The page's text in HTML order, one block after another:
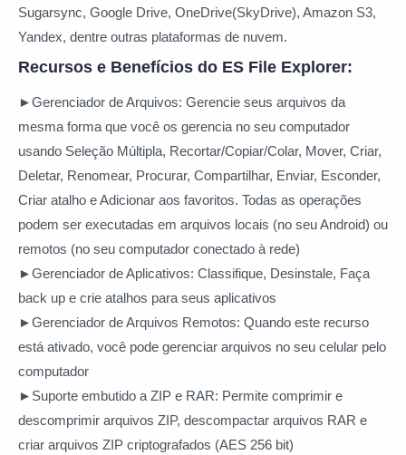
Sugarsync, Google Drive, OneDrive(SkyDrive), Amazon S3,
Yandex, dentre outras plataformas de nuvem.
Recursos e Benefícios do ES File Explorer:
►Gerenciador de Arquivos: Gerencie seus arquivos da
mesma forma que você os gerencia no seu computador
usando Seleção Múltipla, Recortar/Copiar/Colar, Mover, Criar,
Deletar, Renomear, Procurar, Compartilhar, Enviar, Esconder,
Criar atalho e Adicionar aos favoritos. Todas as operações
podem ser executadas em arquivos locais (no seu Android) ou
remotos (no seu computador conectado à rede)
►Gerenciador de Aplicativos: Classifique, Desinstale, Faça
back up e crie atalhos para seus aplicativos
►Gerenciador de Arquivos Remotos: Quando este recurso
está ativado, você pode gerenciar arquivos no seu celular pelo
computador
►Suporte embutido a ZIP e RAR: Permite comprimir e
descomprimir arquivos ZIP, descompactar arquivos RAR e
criar arquivos ZIP criptografados (AES 256 bit)